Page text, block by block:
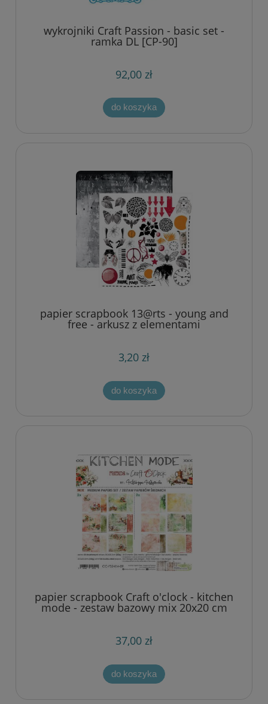
wykrojniki Craft Passion - basic set -
ramka DL [CP-90]
92,00 zł
do koszyka
papier scrapbook 13@rts - young and
free - arkusz z elementami
3,20 zł
do koszyka
papier scrapbook Craft o'clock - kitchen
mode - zestaw bazowy mix 20x20 cm
37,00 zł
do koszyka